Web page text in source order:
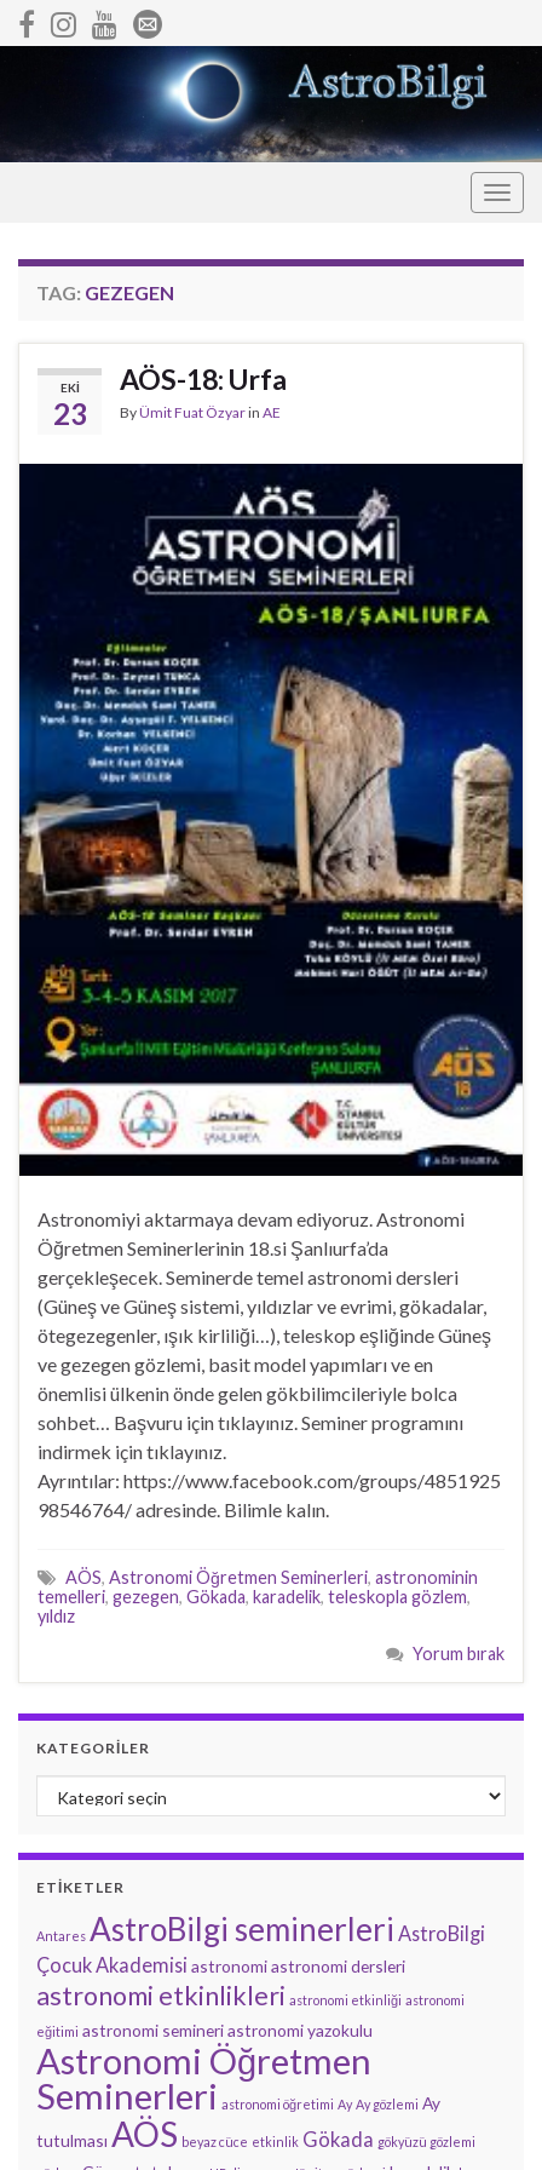
TAG: GEZEGEN
EKI
23
AÖS-18: Urfa
ByÜmit Fuat Özyarin AE
Astronomiyi aktarmaya devam ediyoruz. Astronomi
Öğretmen Seminerlerinin 18.si Şanlıurfa’da
gerçekleşecek. Seminerde temel astronomi dersleri
(Güneş ve Güneş sistemi, yıldızlar ve evrimi, gökadalar,
ötegezegenler, ışık kirliliği…), teleskop eşliğinde Güneş
ve gezegen gözlemi, basit model yapımları ve en
önemlisi ülkenin önde gelen gökbilimcileriyle bolca
sohbet… Başvuru için tıklayınız. Seminer programını
indirmek için tıklayınız.
Ayrıntılar: https://www.facebook.com/groups/4851925
98546764/ adresinde. Bilimle kalın.
AÖS, Astronomi Öğretmen Seminerleri, astronominin
temelleri, gezegen, Gökada, karadelik, teleskopla gözlem,
yıldız
Yorum bırak
KATEGORILER
Kategoriler
ETIKETLER
Antares AstroBilgi seminerleri AstroBilgi
Çocuk Akademisi astronomiastronomi dersleri
astronomi etkinlikleri astronomi etkinliği astronomi
eğitimi astronomi semineriastronomi yazokulu
Astronomi Öğretmen
Seminerleri astronomi öğretimi Ay Ay gözlemi Ay
tutulması AÖS beyaz cüce etkinlik Gökada gökyüzü gözlemi